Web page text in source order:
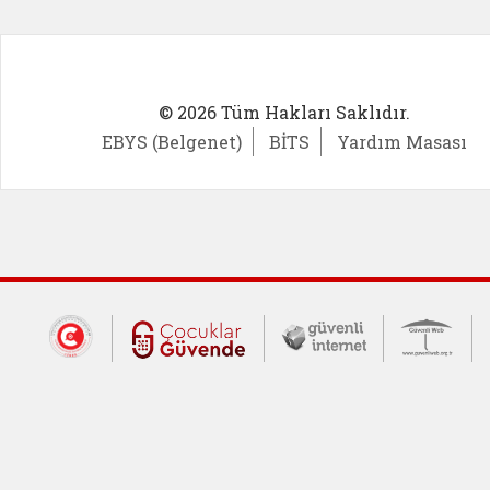
© 2026 Tüm Hakları Saklıdır.
EBYS (Belgenet)
BİTS Yardım Masası
Dış Bağlantılar
Cumhurbaşkanlığı İletişim Merkezi
Çocuklar Güvende (yeni
Güvenli